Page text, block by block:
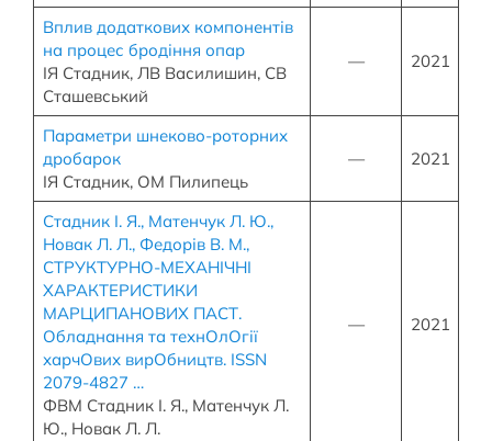
Вплив додаткових компонентів
на процес бродіння опар
ІЯ Стадник, ЛВ Василишин, СВ
Сташевський
— 2021
Параметри шнеково-роторних
дробарок
ІЯ Стадник, ОМ Пилипець
— 2021
Стадник І. Я., Матенчук Л. Ю.,
Новак Л. Л., Федорів В. М.,
СТРУКТУРНО-МЕХАНІЧНІ
ХАРАКТЕРИСТИКИ
МАРЦИПАНОВИХ ПАСТ.
Обладнання та технОлОгії
харчОвих вирОбництв. ISSN
2079-4827 …
ФВМ Стадник І. Я., Матенчук Л.
Ю., Новак Л. Л.
— 2021